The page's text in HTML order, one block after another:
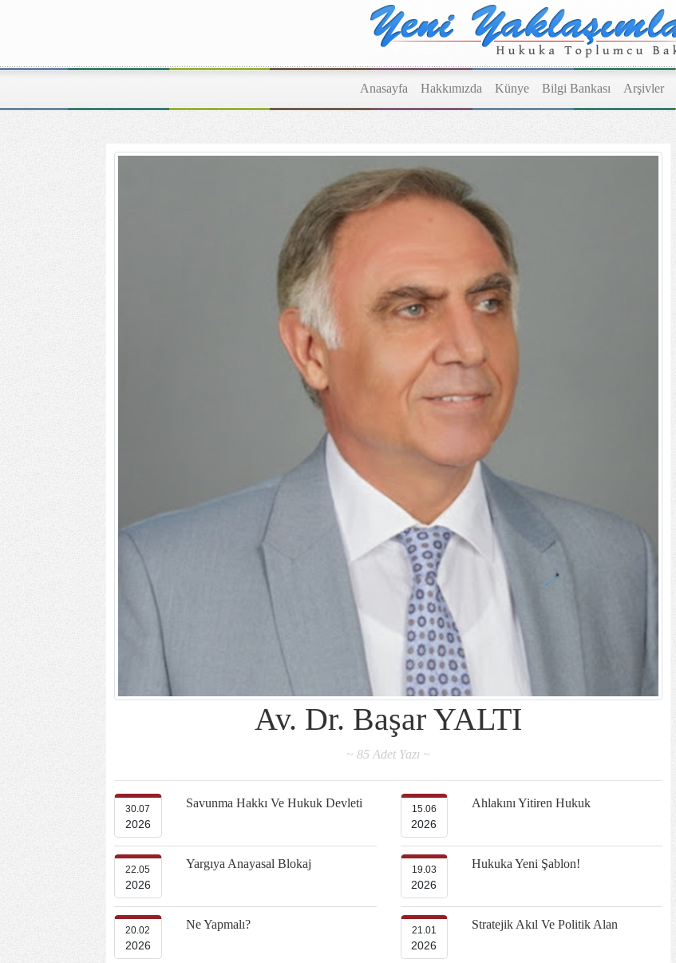
Anasayfa Hakkımızda Künye Bilgi Bankası Arşivler
Av. Dr. Başar YALTI
~ 85 Adet Yazı ~
30.07
2026
Savunma Hakkı Ve Hukuk Devleti 15.06
2026
Ahlakını Yitiren Hukuk
22.05
2026
Yargıya Anayasal Blokaj 19.03
2026
Hukuka Yeni Şablon!
20.02
2026
Ne Yapmalı? 21.01
2026
Stratejik Akıl Ve Politik Alan